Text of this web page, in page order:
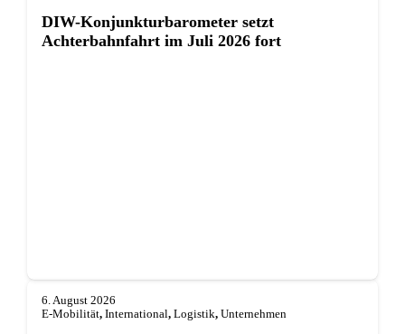
DIW-Konjunkturbarometer setzt
Achterbahnfahrt im Juli 2026 fort
6. August 2026
E-Mobilität, International, Logistik, Unternehmen